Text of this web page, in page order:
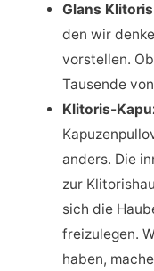
Glans
den wir
vorstellen.
Tausende
Klitoris-
anders. Die
zur
sich die
freizulegen.
haben,